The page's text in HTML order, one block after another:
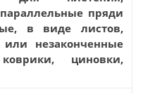
пряди
в виде листов,
или незаконченные
циновки,